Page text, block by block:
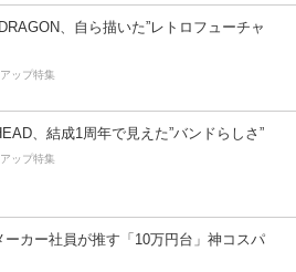
、自ら描いた”レトロフューチャ
ップ特集
、結成1周年で見えた”バンドらしさ”
ップ特集
ーカー社員が推す「10万円台」神コスパ